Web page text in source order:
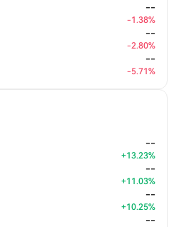
--
-1.38%
--
-2.80%
--
-5.71%
--
+13.23%
--
+11.03%
--
+10.25%
--